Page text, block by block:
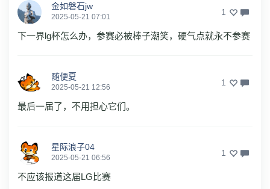
金如磐石jw
2025-05-21 07:01 1
下一界lg杯怎么办，参赛必被棒子潮笑，硬气点就永不参赛
随便夏
2025-05-21 12:56 1
最后一届了，不用担心它们。
星际浪子04
2025-05-21 06:56 1
不应该报道这届LG比赛